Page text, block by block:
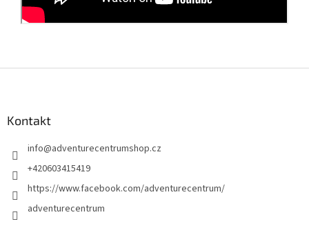
Kontakt
info@adventurecentrumshop.cz
+420603415419
https://www.facebook.com/adventurecentrum/
adventurecentrum